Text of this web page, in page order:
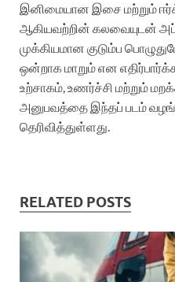
இனிமையான இசை மற்றும்
ஆகியவற்றின் கலவையுடன்
முக்கியமான குடும்ப
ஒன்றாக மாறும் என
உற்சாகம், உணர்ச்சி மற்றும்
அனுபவத்தை இந்தப் படம்
தெரிவித்துள்ளது.
RELATED POSTS